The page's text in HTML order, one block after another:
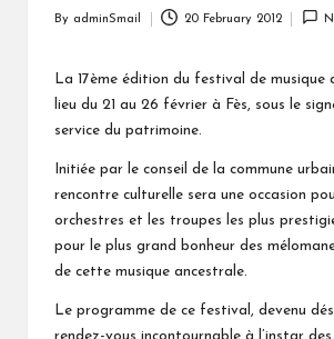
By adminSmail 20 February 2012
La 17ème édition du festival de musique
lieu du 21 au 26 février à Fès, sous le
service du patrimoine.
Initiée par le conseil de la commune
rencontre culturelle sera une occasion
orchestres et les troupes les plus
pour le plus grand bonheur des
de cette musique ancestrale.
Le programme de ce festival, devenu
rendez-vous incontournable à l’instar